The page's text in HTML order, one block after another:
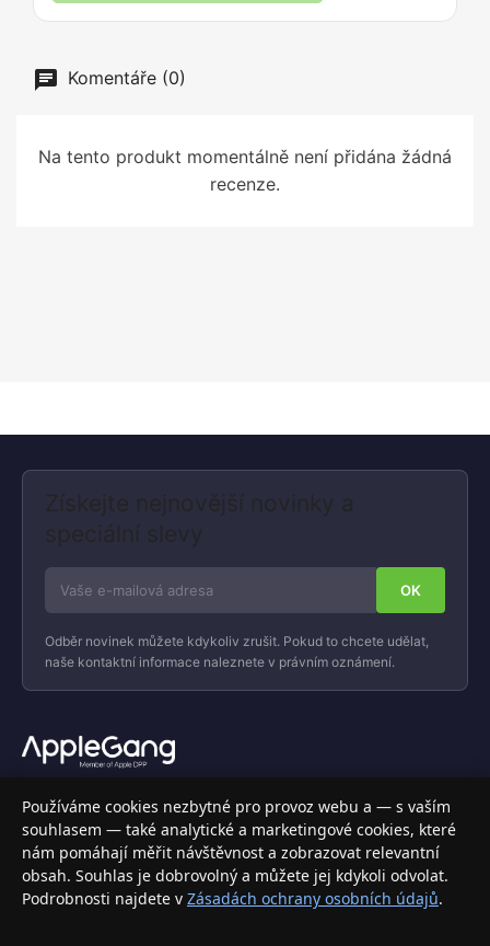
Komentáře (0)
Na tento produkt momentálně není přidána žádná
recenze.
Získejte nejnovější novinky a
speciální slevy
Odběr novinek můžete kdykoliv zrušit. Pokud to chcete udělat,
naše kontaktní informace naleznete v právním oznámení.
Váš specializovaný obchod s Apple produkty, příslušenstvím a
elektronikou. Nakupujte bezpečně a s jistotou.
INFORMACE
Doprava a doručení
Používáme cookies nezbytné pro provoz webu a — s vaším
souhlasem — také analytické a marketingové cookies, které
nám pomáhají měřit návštěvnost a zobrazovat relevantní
obsah. Souhlas je dobrovolný a můžete jej kdykoli odvolat.
Podrobnosti najdete v Zásadách ochrany osobních údajů.